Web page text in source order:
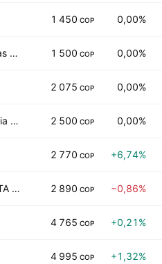
1 450 COP 0,00%
Corporacion de Ferias y Exposiciones SA 1 500 COP 0,00%
2 075 COP 0,00%
Credifamilia Compania de Financiamiento SA 2 500 COP 0,00%
2 770 COP +6,74%
GRUPO ENERGIA BOGOTA S.A. E.S.P 2 890 COP −0,86%
4 765 COP +0,21%
4 995 COP +1,32%